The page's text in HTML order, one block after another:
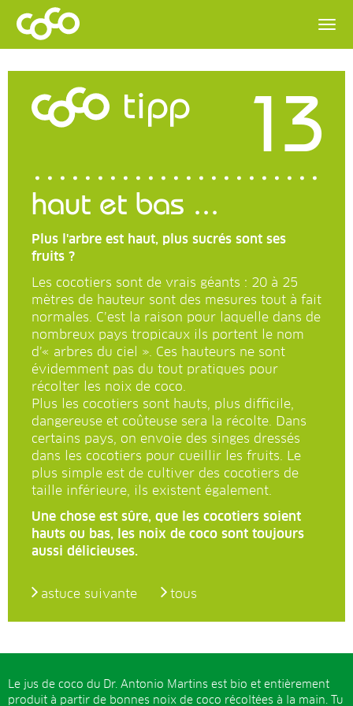
tipp 13
haut et bas ...
Plus l'arbre est haut, plus sucrés sont ses
fruits ?
Les cocotiers sont de vrais géants : 20 à 25
mètres de hauteur sont des mesures tout à fait
normales. C’est la raison pour laquelle dans de
nombreux pays tropicaux ils portent le nom
d’« arbres du ciel ». Ces hauteurs ne sont
évidemment pas du tout pratiques pour
récolter les noix de coco.
Plus les cocotiers sont hauts, plus difficile,
dangereuse et coûteuse sera la récolte. Dans
certains pays, on envoie des singes dressés
dans les cocotiers pour cueillir les fruits. Le
plus simple est de cultiver des cocotiers de
taille inférieure, ils existent également.
Une chose est sûre, que les cocotiers soient
hauts ou bas, les noix de coco sont toujours
aussi délicieuses.
astuce suivante tous
Le jus de coco du Dr. Antonio Martins est bio et entièrement
produit à partir de bonnes noix de coco récoltées à la main. Tu